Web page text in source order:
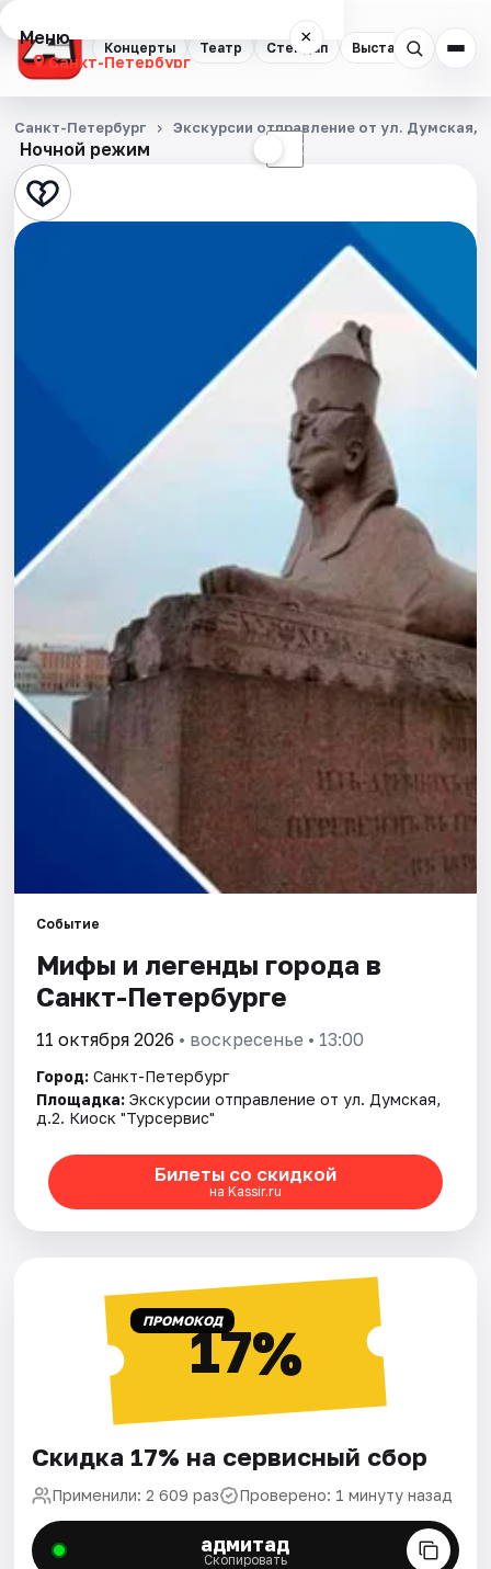
Концерты Театр Стендап Выставки
Меню ×
Санкт-Петербург
Концерты
Театр
Стендап
Города
Артисты
Рейтинги
Ночной режим ☾
Санкт-Петербург Экскурсии отправление от ул. Думская,
Событие
Мифы и легенды города в
Санкт-Петербурге
11 октября 2026 • воскресенье • 13:00
Город: Санкт-Петербург
Площадка: Экскурсии отправление от ул. Думская,
д.2. Киоск "Турсервис"
Билеты со скидкой
на Kassir.ru
ПРОМОКОД17%
Скидка 17% на сервисный сбор
Применили: 2 609 раз Проверено: 1 минуту назад
адмитад
Скопировать